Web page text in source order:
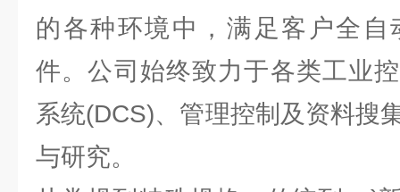
的各种环境中，满足客户全
件。公司始终致力于各类工业
系统(DCS)、管理控制及资料搜
与研究。